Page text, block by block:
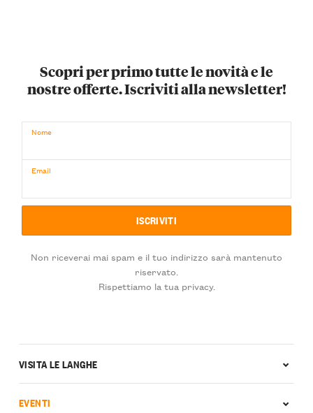
Scopri per primo tutte le novità e le
nostre offerte. Iscriviti alla newsletter!
Nome
Email
Non riceverai mai spam e il tuo indirizzo sarà mantenuto
riservato.
Rispettiamo la tua privacy.
VISITA LE LANGHE
EVENTI